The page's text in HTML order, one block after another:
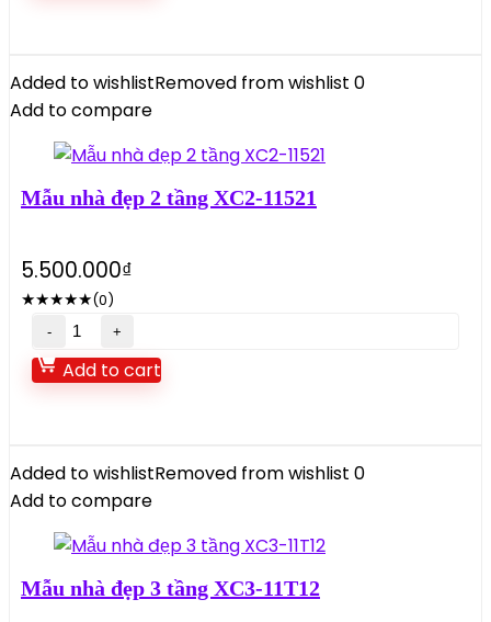
XC3-
1137
quantity
Added to wishlistRemoved from wishlist 0
Add to compare
Mẫu nhà đẹp 2 tầng XC2-11521
5.500.000₫
★★★★★(0)
Mẫu
nhà
đẹp
XC2-
11521
quantity
Add to cart
Added to wishlistRemoved from wishlist 0
Add to compare
Mẫu nhà đẹp 3 tầng XC3-11T12